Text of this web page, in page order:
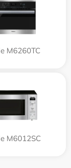
M6260TC
M6012SC